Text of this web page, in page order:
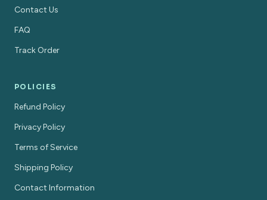
Contact Us
FAQ
Track Order
POLICIES
Refund Policy
Privacy Policy
Terms of Service
Shipping Policy
Contact Information